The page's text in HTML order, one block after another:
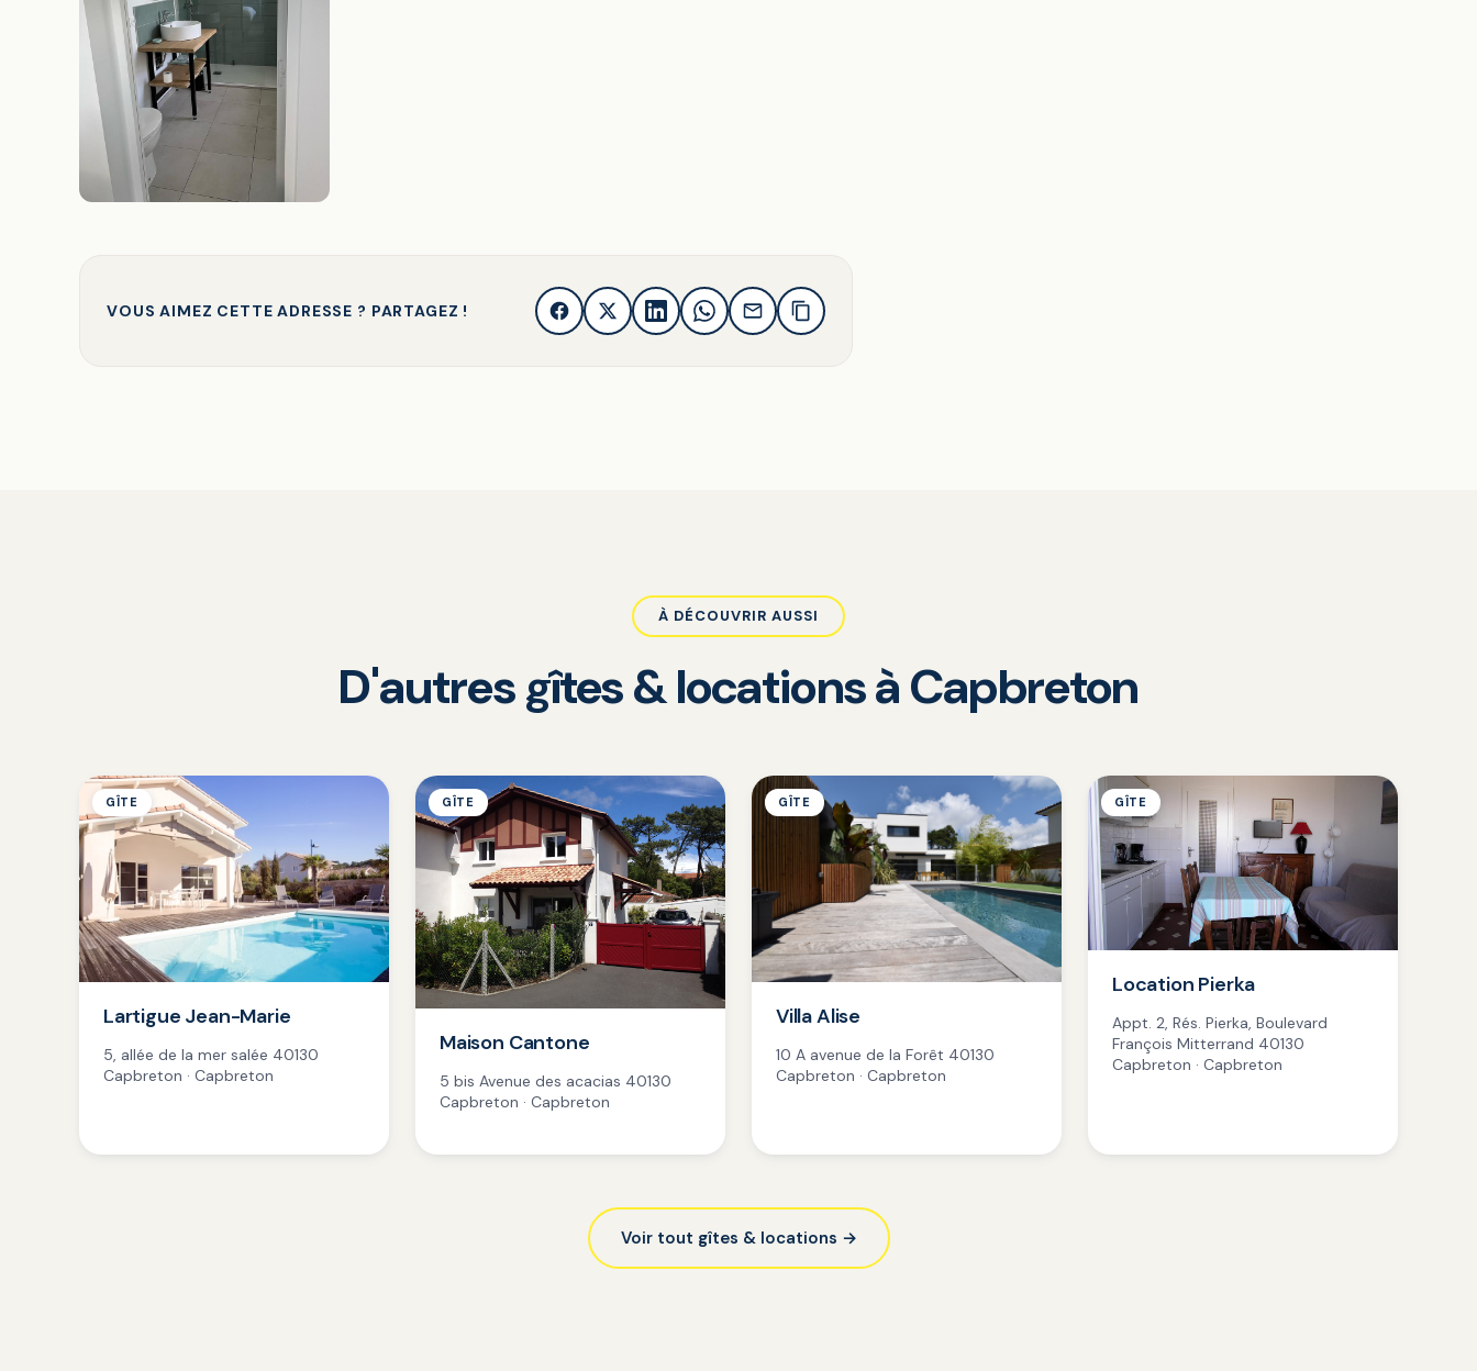
VOUS AIMEZ CETTE ADRESSE ? PARTAGEZ !
À DÉCOUVRIR AUSSI
D'autres gîtes & locations à Capbreton
GÎTE
Lartigue Jean-Marie
5, allée de la mer salée 40130
Capbreton · Capbreton
GÎTE
Maison Cantone
5 bis Avenue des acacias 40130
Capbreton · Capbreton
GÎTE
Villa Alise
10 A avenue de la Forêt 40130
Capbreton · Capbreton
GÎTE
Location Pierka
Appt. 2, Rés. Pierka, Boulevard
François Mitterrand 40130
Capbreton · Capbreton
Voir tout gîtes & locations →